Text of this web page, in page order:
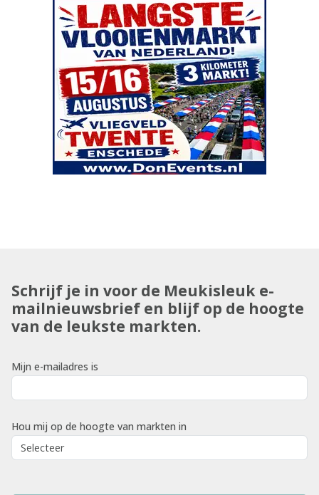
Schrijf je in voor de Meukisleuk e-
mailnieuwsbrief en blijf op de hoogte
van de leukste markten.
Mijn e-mailadres is
Hou mij op de hoogte van markten in